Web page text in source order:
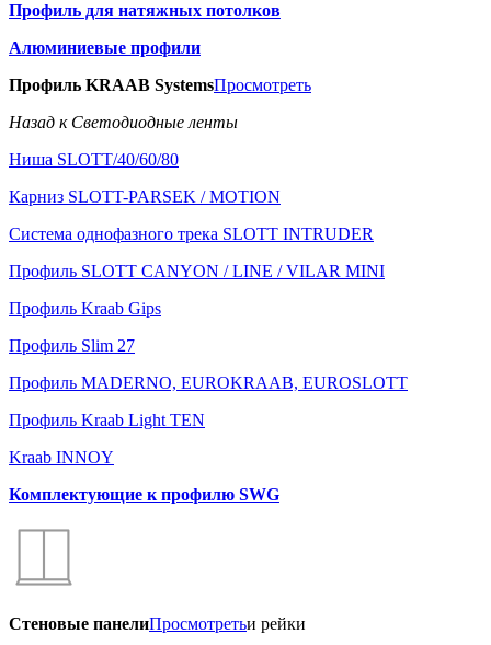
Профиль для натяжных потолков
Алюминиевые профили
Профиль KRAAB SystemsПросмотреть
Назад к Светодиодные ленты
Ниша SLOTT/40/60/80
Карниз SLOTT-PARSEK / MOTION
Система однофазного трека SLOTT INTRUDER
Профиль SLOTT CANYON / LINE / VILAR MINI
Профиль Kraab Gips
Профиль Slim 27
Профиль MADERNO, EUROKRAAB, EUROSLOTT
Профиль Kraab Light TEN
Kraab INNOY
Комплектующие к профилю SWG
Стеновые панелиПросмотретьи рейки